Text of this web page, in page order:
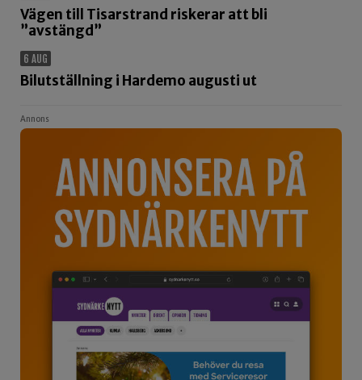
Vägen till Tisarstrand riskerar att bli
”avstängd”
6 AUG
Bilutställning i Hardemo augusti ut
Annons